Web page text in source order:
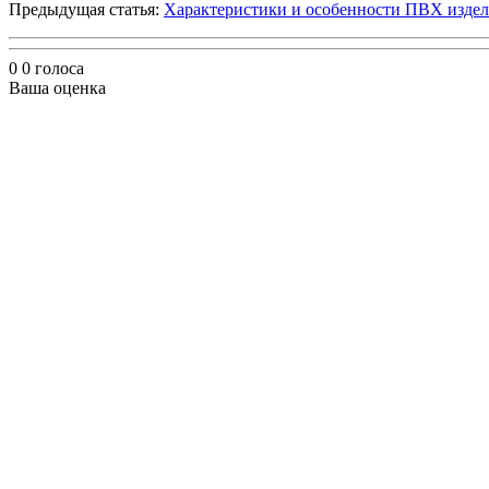
Предыдущая статья: Характеристики и особенности ПВХ
0 0 голоса
Ваша оценка